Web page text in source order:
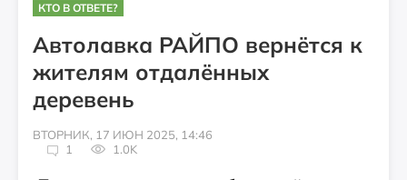
КТО В ОТВЕТЕ?
Автолавка РАЙПО вернётся к
жителям отдалённых
деревень
ВТОРНИК, 17 ИЮН 2025, 14:46
1
1.0K